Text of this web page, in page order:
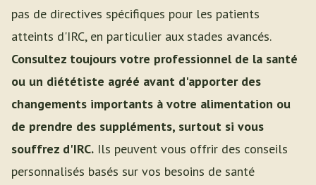
pas de directives spécifiques pour les patients
atteints d'IRC, en particulier aux stades avancés.
Consultez toujours votre professionnel de la santé
ou un diététiste agréé avant d'apporter des
changements importants à votre alimentation ou
de prendre des suppléments, surtout si vous
souffrez d'IRC. Ils peuvent vous offrir des conseils
personnalisés basés sur vos besoins de santé